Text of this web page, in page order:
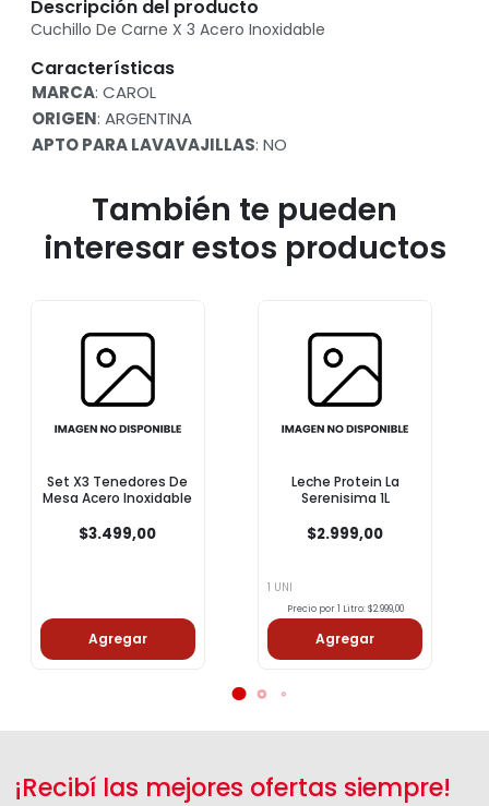
Descripción del producto
Cuchillo De Carne X 3 Acero Inoxidable
Características
MARCA: CAROL
ORIGEN: ARGENTINA
APTO PARA LAVAVAJILLAS: NO
También te pueden
interesar estos productos
Set X3 Tenedores De
Mesa Acero Inoxidable
$3.499,00
Agregar
Leche Protein La
Serenisima 1L
$2.999,00
1 UNI
Precio por 1 Litro: $2.999,00
Agregar
¡Recibí las mejores ofertas siempre!